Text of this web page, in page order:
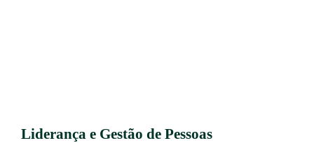
Liderança e Gestão de Pessoas